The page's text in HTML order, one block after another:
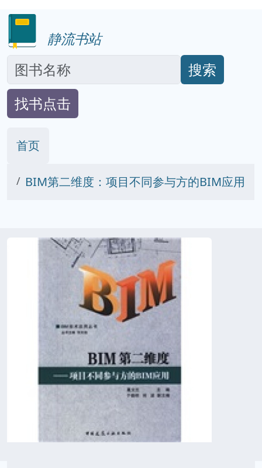
静流书站
搜索
找书点击
首页
BIM第二维度：项目不同参与方的BIM应用